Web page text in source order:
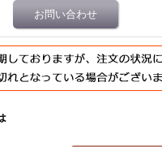
お問い合わせ